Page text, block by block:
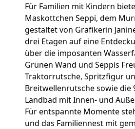
Für Familien mit Kindern
Maskottchen Seppi, dem
gestaltet von Grafikerin
drei Etagen auf eine
über die imposanten
Grünen Wand und Seppis
Traktorrutsche, Spritzfigur
Breitwellenrutsche sowie die
Landbad mit Innen- und
Für entspannte Momente
und das Familiennest mit